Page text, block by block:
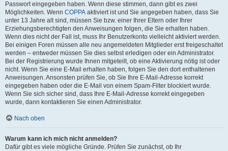
Passwort eingegeben haben. Wenn diese stimmen, dann gibt es zwei
Möglichkeiten. Wenn COPPA aktiviert ist und Sie angegeben haben, dass Sie
unter 13 Jahre alt sind, müssen Sie bzw. einer Ihrer Eltern oder Ihrer
Erziehungsberechtigten den Anweisungen folgen, die Sie erhalten haben.
Wenn dies nicht der Fall ist, muss Ihr Benutzerkonto vielleicht aktiviert werden.
Bei einigen Foren müssen alle neu angemeldeten Mitglieder erst freigeschaltet
werden – entweder müssen Sie dies selbst erledigen oder ein Administrator.
Bei der Registrierung wurde Ihnen mitgeteilt, ob eine Aktivierung nötig ist oder
nicht. Wenn Sie eine E-Mail erhalten haben, folgen Sie den dort enthaltenen
Anweisungen. Ansonsten prüfen Sie, ob Sie Ihre E-Mail-Adresse korrekt
eingegeben haben oder die E-Mail von einem Spam-Filter blockiert wurde.
Wenn Sie sich sicher sind, dass Ihre E-Mail-Adresse korrekt eingegeben
wurde, dann kontaktieren Sie einen Administrator.
Nach oben
Warum kann ich mich nicht anmelden?
Dafür gibt es viele mögliche Gründe. Prüfen Sie zunächst, ob Ihr